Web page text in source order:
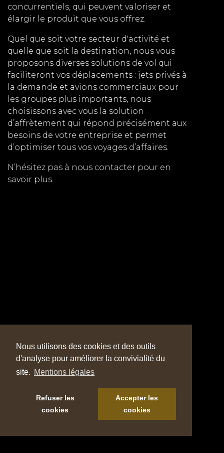
Nous utilisons des cookies et des outils
d'analyse pour améliorer la convivialité du
site. Mentions légales
Refuser les
cookies
Accepter les
cookies
concurrentiels, qui peuvent valoriser et
élargir le produit que vous offrez.
Quel que soit votre secteur d'activité et
quelle que soit la destination, nous vous
proposons diverses solutions de vol qui
faciliteront vos déplacements : jets privés à
la demande et avions commerciaux pour
les groupes plus importants, nous
choisissons avec vous la solution
d’affrètement qui répond précisément aux
besoins de votre entreprise et permet
d’optimiser tous vos voyages d’affaires.
N’hésitez pas à nous contacter pour en
savoir plus.